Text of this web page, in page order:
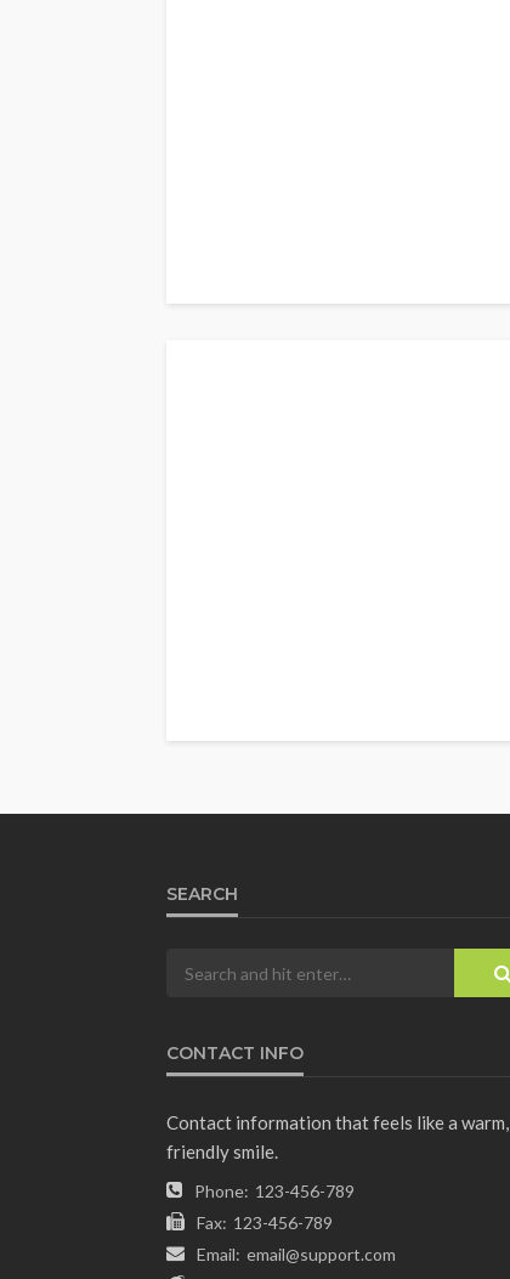
SEARCH
CONTACT INFO
Contact information that feels like a warm,
friendly smile.
Phone: 123-456-789
Fax: 123-456-789
Email: email@support.com